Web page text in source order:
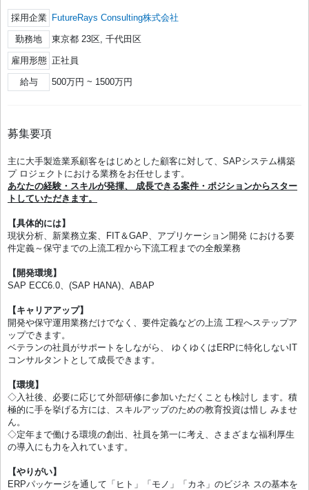
採用企業 FutureRays Consulting株式会社
勤務地 東京都 23区, 千代田区
雇用形態 正社員
給与 500万円 ~ 1500万円
募集要項
主に大手製造業系顧客をはじめとした顧客に対して、SAPシステム構築
プ ロジェクトにおける業務をお任せします。
あなたの経験・スキルが発揮、 成長できる案件・ポジションからスター
トしていただきます。
【具体的には】
現状分析、新業務立案、FIT＆GAP、アプリケーション開発 における要
件定義～保守までの上流工程から下流工程までの全般業務
【開発環境】
SAP ECC6.0、(SAP HANA)、ABAP
【キャリアアップ】
開発や保守運用業務だけでなく、要件定義などの上流 工程へステップア
ップできます。
ベテランの社員がサポートをしながら、 ゆくゆくはERPに特化しないIT
コンサルタントとして成長できます。
【環境】
◇入社後、必要に応じて外部研修に参加いただくことも検討し ます。積
極的に手を挙げる方には、スキルアップのための教育投資は惜し みませ
ん。
◇定年まで働ける環境の創出、社員を第一に考え、さまざまな福利厚生
の導入にも力を入れています。
【やりがい】
ERPパッケージを通して「ヒト」「モノ」「カネ」のビジネ スの基本を